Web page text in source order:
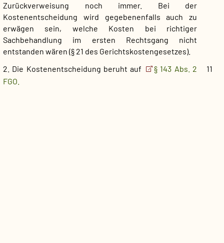
Zurückverweisung noch immer. Bei der
Kostenentscheidung wird gegebenenfalls auch zu
erwägen sein, welche Kosten bei richtiger
Sachbehandlung im ersten Rechtsgang nicht
entstanden wären (§ 21 des Gerichtskostengesetzes).
11
2. Die Kostenentscheidung beruht auf
§ 143 Abs. 2
FGO.